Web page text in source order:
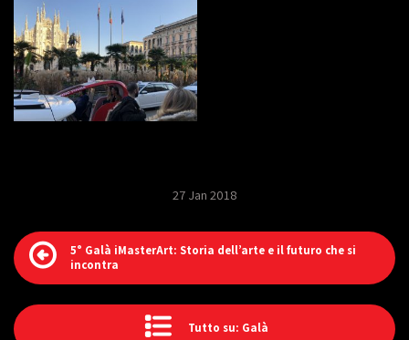
27 Jan 2018
5° Galà iMasterArt: Storia dell’arte e il futuro che si
incontra
Tutto su: Galà